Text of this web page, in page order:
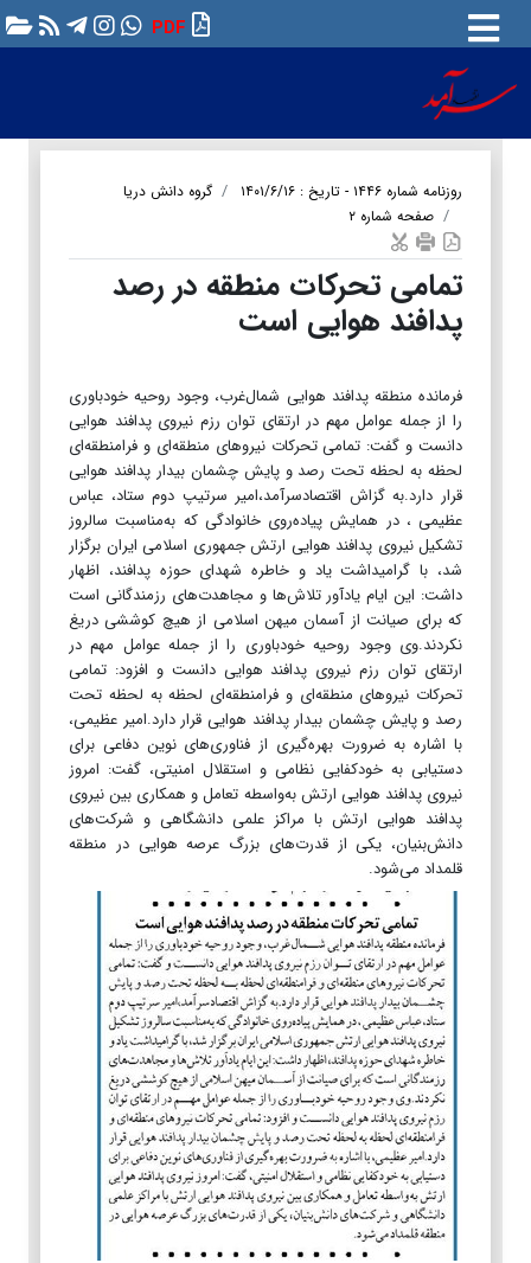
PDF
روزنامه شماره ۱۴۴۶ - تاریخ : ۱۴۰۱/۶/۱۶
گروه دانش دریا
صفحه شماره ۲
تمامی تحرکات منطقه‌ در رصد
پدافند هوایی است
فرمانده منطقه پدافند هوایی شمال‌غرب، وجود روحیه خودباوری
را از جمله عوامل مهم در ارتقای توان رزم نیروی پدافند هوایی
دانست و گفت: تمامی تحرکات نیروهای منطقه‌ای و فرامنطقه‌ای
لحظه به لحظه تحت رصد و پایش چشمان بیدار پدافند هوایی
قرار دارد.به گزاش اقتصادسرآمد،امیر سرتیپ‌ دوم ستاد، عباس
عظیمی ، در همایش پیاده‌روی خانوادگی که به‌مناسبت سالروز
تشکیل نیروی پدافند هوایی ارتش جمهوری اسلامی ایران برگزار
شد، با گرامیداشت یاد و خاطره شهدای حوزه پدافند، اظهار
داشت: این ایام یادآور تلاش‌ها و مجاهدت‌های رزمندگانی است
که برای صیانت از آسمان میهن اسلامی از هیچ کوششی دریغ
نکردند.وی وجود روحیه خودباوری را از جمله عوامل مهم در
ارتقای توان رزم نیروی پدافند هوایی دانست و افزود: تمامی
تحرکات نیروهای منطقه‌ای و فرامنطقه‌ای لحظه به لحظه تحت
رصد و پایش چشمان بیدار پدافند هوایی قرار دارد.امیر عظیمی،
با اشاره به ضرورت بهره‌گیری از فناوری‌های نوین دفاعی برای
دستیابی به خودکفایی نظامی و استقلال امنیتی، گفت: امروز
نیروی پدافند هوایی ارتش به‌واسطه تعامل و همکاری بین نیروی
پدافند هوایی ارتش با مراکز علمی دانشگاهی و شرکت‌های
دانش‌بنیان، یکی از قدرت‌های بزرگ عرصه هوایی در منطقه
قلمداد می‌شود.